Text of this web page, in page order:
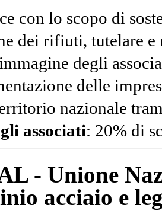
con lo scopo di
dei rifiuti, tutelare e
degli
delle
nazionale
associati: 20% di
- Unione
acciaio e